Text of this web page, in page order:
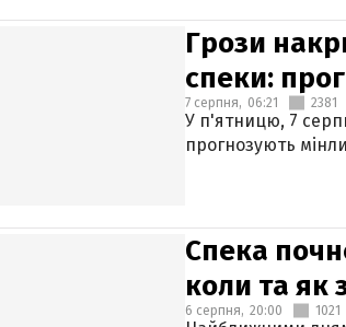
Грози
спеки:
7 серпня, 06:21 2381
У п'ятницю, 7
прогнозують
Спека
коли та як
6 серпня, 20:00 1021